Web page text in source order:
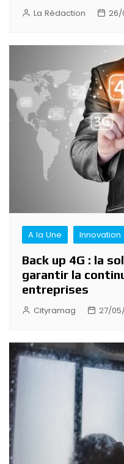
La Rédaction 26/
A la Une Innovation
Back up 4G : la
garantir la
entreprises
Cityramag 27/